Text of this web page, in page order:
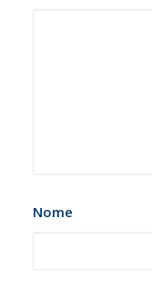
Nome